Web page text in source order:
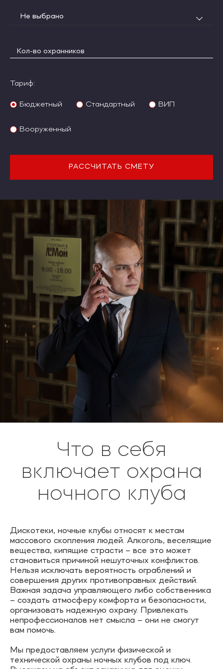
Не выбрано
Тариф:
Бюджетный Стандартный ВИП
Вооруженный
РАССЧИТАТЬ СМЕТУ
Что в себя
включает охрана
ночного клуба
Дискотеки, ночные клубы относят к местам
массового скопления людей. Алкоголь, веселящие
вещества, кипящие страсти – все это может
становиться причиной нешуточных конфликтов.
Нельзя исключать вероятность ограблений и
совершения других противоправных действий.
Важная задача управляющего либо собственника
– создать атмосферу комфорта и безопасности,
организовать надежную охрану. Привлекать
непрофессионалов нет смысла – они не смогут
вам помочь.
Мы предоставляем услуги физической и
технической охраны ночных клубов под ключ.